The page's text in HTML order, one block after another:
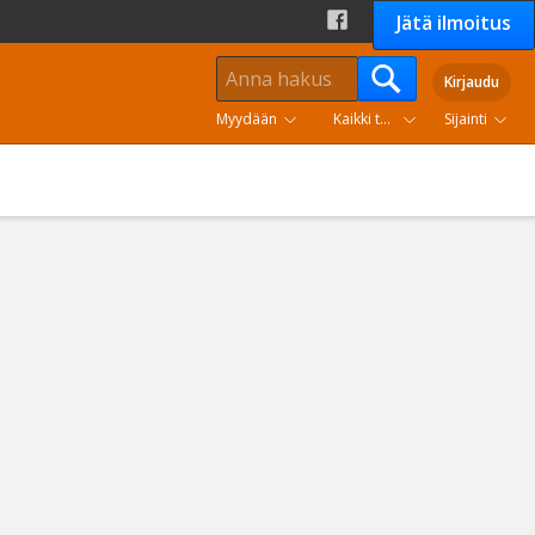
Jätä ilmoitus
Kirjaudu
Myydään
Kaikki tuoteryhmät Sijainti